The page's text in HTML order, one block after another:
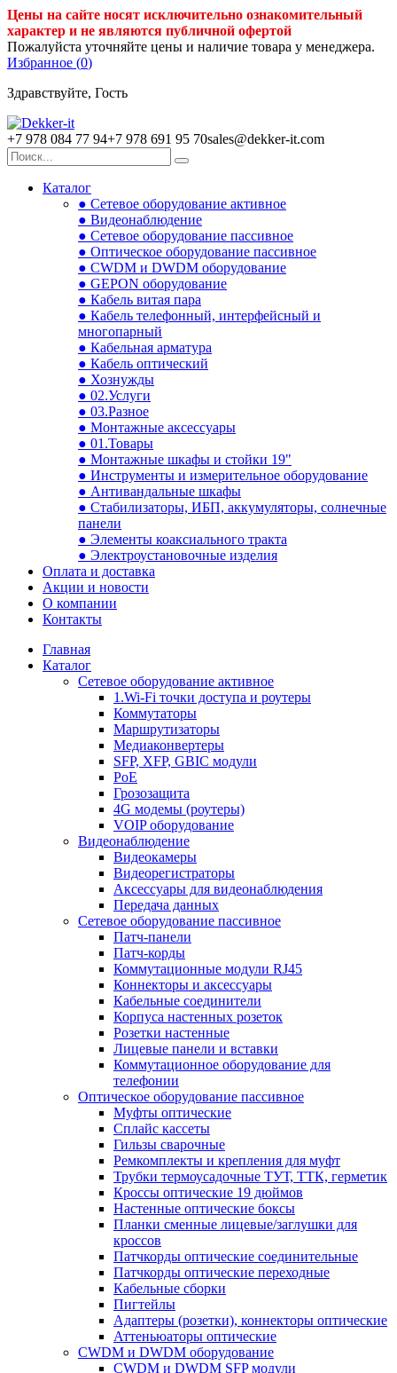
Цены на сайте носят исключительно ознакомительный
характер и не являются публичной офертой
Пожалуйста уточняйте цены и наличие товара у менеджера.
Избранное (0)
Здравствуйте, Гость
+7 978 084 77 94+7 978 691 95 70sales@dekker-it.com
Каталог
● Сетевое оборудование активное
● Видеонаблюдение
● Сетевое оборудование пассивное
● Оптическое оборудование пассивное
● CWDM и DWDM оборудование
● GEPON оборудование
● Кабель витая пара
● Кабель телефонный, интерфейсный и
многопарный
● Кабельная арматура
● Кабель оптический
● Хознужды
● 02.Услуги
● 03.Разное
● Монтажные аксессуары
● 01.Товары
● Монтажные шкафы и стойки 19"
● Инструменты и измерительное оборудование
● Антивандальные шкафы
● Стабилизаторы, ИБП, аккумуляторы, солнечные
панели
● Элементы коаксиального тракта
● Электроустановочные изделия
Оплата и доставка
Акции и новости
О компании
Контакты
Главная
Каталог
Сетевое оборудование активное
1.Wi-Fi точки доступа и роутеры
Коммутаторы
Маршрутизаторы
Медиаконвертеры
SFP, XFP, GBIC модули
PoE
Грозозащита
4G модемы (роутеры)
VOIP оборудование
Видеонаблюдение
Видеокамеры
Видеорегистраторы
Аксессуары для видеонаблюдения
Передача данных
Сетевое оборудование пассивное
Патч-панели
Патч-корды
Коммутационные модули RJ45
Коннекторы и аксессуары
Кабельные соединители
Корпуса настенных розеток
Розетки настенные
Лицевые панели и вставки
Коммутационное оборудование для
телефонии
Оптическое оборудование пассивное
Муфты оптические
Сплайс кассеты
Гильзы сварочные
Ремкомплекты и крепления для муфт
Трубки термоусадочные ТУТ, ТТК, герметик
Кроссы оптические 19 дюймов
Настенные оптические боксы
Планки сменные лицевые/заглушки для
кроссов
Патчкорды оптические соединительные
Патчкорды оптические переходные
Кабельные сборки
Пигтейлы
Адаптеры (розетки), коннекторы оптические
Аттеньюаторы оптические
CWDM и DWDM оборудование
CWDM и DWDM SFP модули